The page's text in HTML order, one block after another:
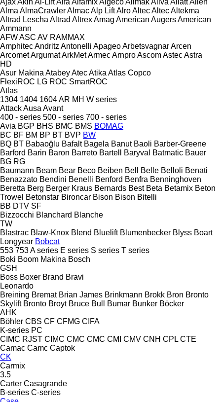
Alma AlmaCrawlerAlmacAlp LiftAlroAltecAltecAltekma
Altrad Lescha Altrad AltrexAmag American AugersAmerican
Ammann
AFWASC AV RAMMAX
AmphitecAndritz Antonelli ApageoArbetsvagnarArcen
ArcometArgumatArkMetArmecArnproAscomAstecAstra
HD
Asur Makina AtabeyAtecAtika Atlas Copco
FlexiROC LG ROC SmartROC
Atlas
1304 1404 1604AR MH W series
AttackAusa Avant
400 - series 500 - series 700 - series
Avia BGP BHS BMC BMS BOMAG
BC BF BM BP BT BVP BW
BQ BT Babaoğlu Bafalt Bagela Banut Baoli Barber-Greene
Barford Barin Baron Barreto Bartell Baryval Batmatic Bauer
BG RG
Baumann Beam Bear Beco Beiben Bell Belle Belloli Benati
Benazzato Bendini Benelli Benford Benfra Benninghoven
Beretta Berg Berger Kraus Bernards Best Beta Betamix Beton
Trowel Betonstar Bironcar Bison Bison Bitelli
BB DTV SF
Bizzocchi Blanchard Blanche
TW
Blastrac Blaw-Knox Blend Bluelift Blumenbecker Blyss Boart
Longyear Bobcat
553 753A series E series S series T series
Boki Boom Makina Bosch
GSH
Boss Boxer Brand Bravi
Leonardo
Breining Bremat Brian James Brinkmann Brokk Bron Bronto
Skylift Bronto Broyt Bruce Bull Bumar Bunker Böcker
AHK
Böhler CBS CF CFMG CIFA
K-series PC
CIMC RJST CIMC CMC CMC CMI CMV CNH CPL CTE
Camac Camc Captok
CK
Carmix
3.5
Carter Casagrande
B-series C-series